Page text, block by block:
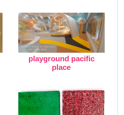
playground pacific
place